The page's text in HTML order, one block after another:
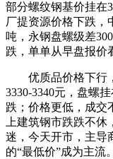
部分螺纹钢基价挂在
厂提资源价格下跌，
吨，永钢盘螺级差
跌，单单从早盘报价
优质品价格下行
3330-3340元，盘螺
跌；价格更低，成交
上建筑钢市跌跌不休
迷，今天开市，主导
的“最低价”成为主流